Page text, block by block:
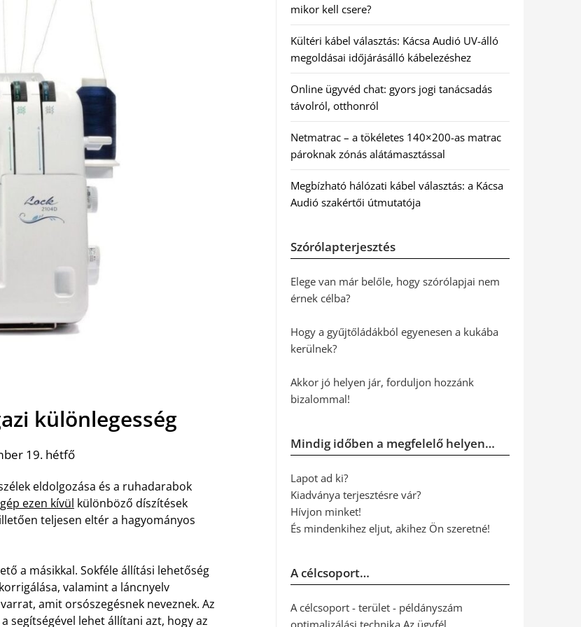
különlegesség
19. hétfő
eldolgozása és a ruhadarabok
ezen kívül különböző díszítések
teljesen eltér a hagyományos
a másikkal. Sokféle állítási lehetőség
valamint a láncnyelv
amit orsószegésnek neveznek. Az
segítségével lehet állítani azt, hogy az
mikor kell csere?
Kültéri kábel választás: Kácsa Audió UV-álló
megoldásai időjárásálló kábelezéshez
Online ügyvéd chat: gyors jogi tanácsadás
távolról, otthonról
Netmatrac – a tökéletes 140×200-as matrac
pároknak zónás alátámasztással
Megbízható hálózati kábel választás: a Kácsa
Audió szakértői útmutatója
Szórólapterjesztés
Elege van már belőle, hogy szórólapjai nem
érnek célba?
Hogy a gyűjtőládákból egyenesen a kukába
kerülnek?
Akkor jó helyen jár, forduljon hozzánk
bizalommal!
Mindig időben a megfelelő helyen…
Lapot ad ki?
Kiadványa terjesztésre vár?
Hívjon minket!
És mindenkihez eljut, akihez Ön szeretné!
A célcsoport…
A célcsoport - terület - példányszám
optimalizálási technika Az ügyfél